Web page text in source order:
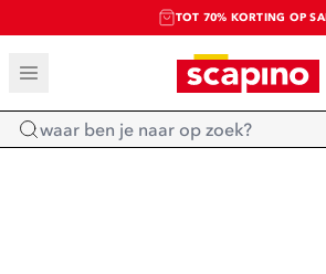
TOT 70% KORTING OP
SALE: LAATSTE KANS!
SHOP NIEUW
Home